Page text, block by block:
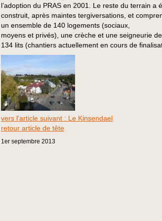
l’adoption du PRAS en 2001. Le reste du terrain a
construit, après maintes tergiversations, et
un ensemble de 140 logements (sociaux,
moyens et privés), une crèche et une seigneurie de
134 lits (chantiers actuellement en cours de
vers l’article suivant : Le Kinsendael
retour article de tête
1er septembre 2013